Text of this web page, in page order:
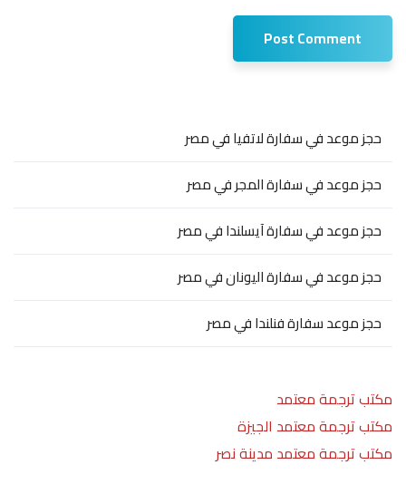
حجز موعد في سفارة لاتفيا في مصر
حجز موعد في سفارة المجر في مصر
حجز موعد في سفارة آيسلندا في مصر
حجز موعد في سفارة اليونان في مصر
حجز موعد سفارة فنلندا في مصر
مكتب ترجمة معتمد
مكتب ترجمة معتمد الجيزة
مكتب ترجمة معتمد مدينة نصر